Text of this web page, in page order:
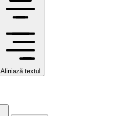
Aliniază textul